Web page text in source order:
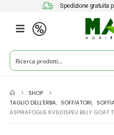
Spedizione gratuita
SHOP
TAGLIO DELL'ERBA, SOFFIATORI,
ASPIRAFOGLIE KV601SPEU BILLY GOAT